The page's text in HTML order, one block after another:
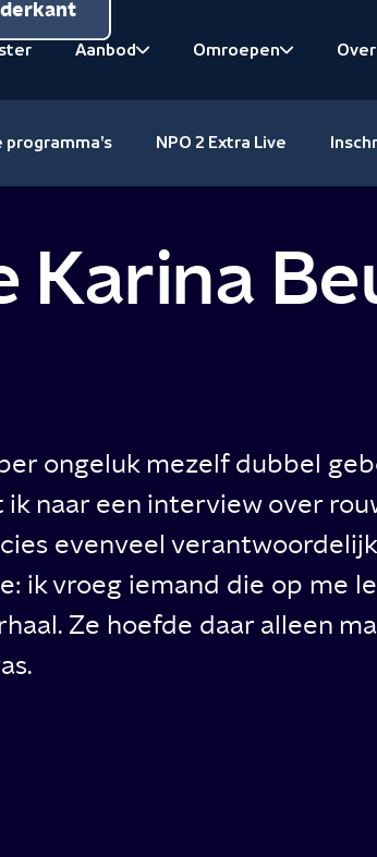
Aanbod
Omroepen
Over
programma's NPO 2 Extra Live
Karina
ongeluk mezelf dubbel
naar een interview over
evenveel
ik vroeg iemand die op me
Ze hoefde daar alleen